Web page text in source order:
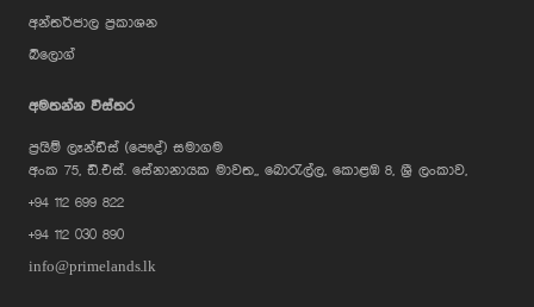
අන්තර්ජාල ප්‍රකාශන
බ්ලොග්
අමතන්න විස්තර
ප්‍රයිම් ලෑන්ඩ්ස් (පෞද්) සමාගම
අංක 75, ඩී.එස්. සේනානායක මාවත,, බොරැල්ල, කොළඹ 8, ශ්‍රී ලංකාව,
+94 112 699 822
+94 112 030 890
info@primelands.lk
Hi, I'm Prime Bee, Your AI